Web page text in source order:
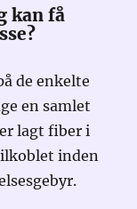
kan få
de enkelte
en samlet
lagt fiber i
inden